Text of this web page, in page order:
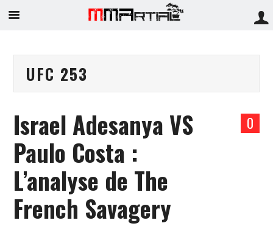
UFC 253
0
Israel Adesanya VS
Paulo Costa :
L’analyse de The
French Savagery